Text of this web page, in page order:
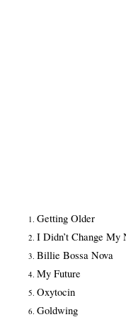
Getting Older
I Didn’t Change My
Billie Bossa Nova
My Future
Oxytocin
Goldwing